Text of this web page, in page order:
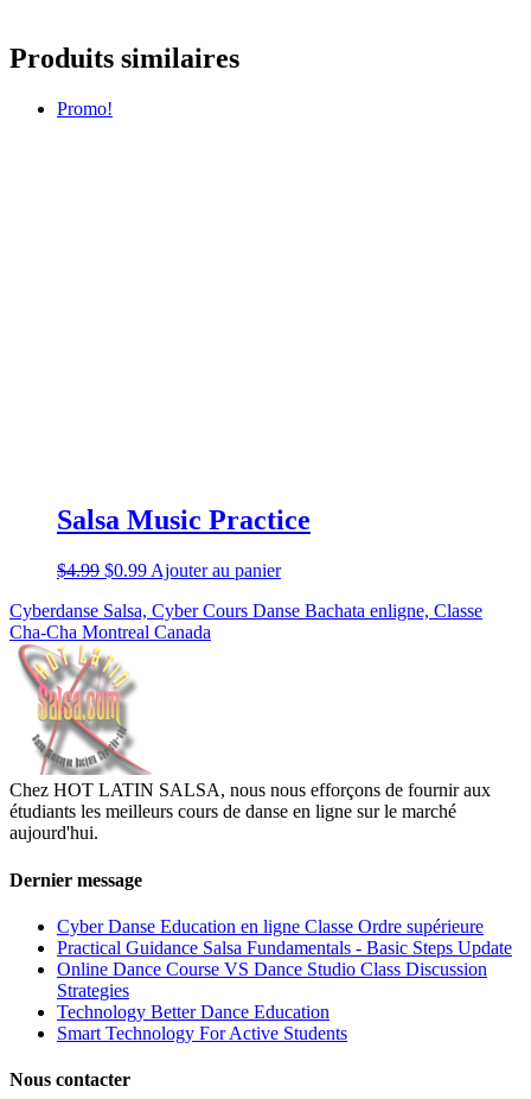
Produits similaires
Promo!
Salsa Music Practice
$4.99 $0.99 Ajouter au panier
Cyberdanse Salsa, Cyber Cours Danse Bachata enligne, Classe
Cha-Cha Montreal Canada
Chez HOT LATIN SALSA, nous nous efforçons de fournir aux
étudiants les meilleurs cours de danse en ligne sur le marché
aujourd'hui.
Dernier message
Cyber Danse Education en ligne Classe Ordre supérieure
Practical Guidance Salsa Fundamentals - Basic Steps Update
Online Dance Course VS Dance Studio Class Discussion
Strategies
Technology Better Dance Education
Smart Technology For Active Students
Nous contacter